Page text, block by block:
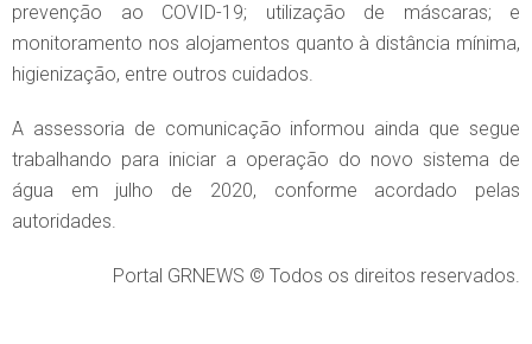
prevenção ao COVID-19; utilização de máscaras; e
monitoramento nos alojamentos quanto à distância mínima,
higienização, entre outros cuidados.
A assessoria de comunicação informou ainda que segue
trabalhando para iniciar a operação do novo sistema de
água em julho de 2020, conforme acordado pelas
autoridades.
Portal GRNEWS © Todos os direitos reservados.